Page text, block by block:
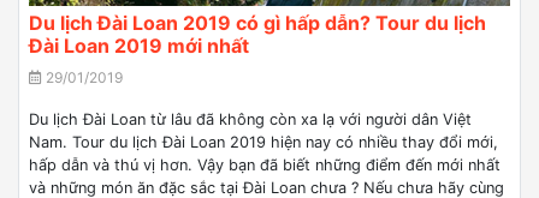
Du lịch Đài Loan 2019 có gì hấp dẫn? Tour du lịch
Đài Loan 2019 mới nhất
29/01/2019
Du lịch Đài Loan từ lâu đã không còn xa lạ với người dân Việt
Nam. Tour du lịch Đài Loan 2019 hiện nay có nhiều thay đổi mới,
hấp dẫn và thú vị hơn. Vậy bạn đã biết những điểm đến mới nhất
và những món ăn đặc sắc tại Đài Loan chưa ? Nếu chưa hãy cùng